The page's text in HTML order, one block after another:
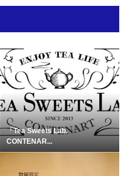
「Tea Sweets Lab.
CONTENAR...